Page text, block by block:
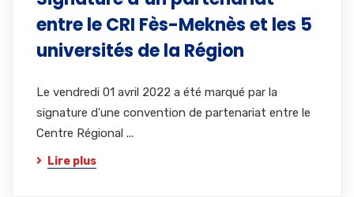
entre le CRI Fès-Meknès et les 5
universités de la Région
Le vendredi 01 avril 2022 a été marqué par la
signature d'une convention de partenariat entre le
Centre Régional ...
Lire plus